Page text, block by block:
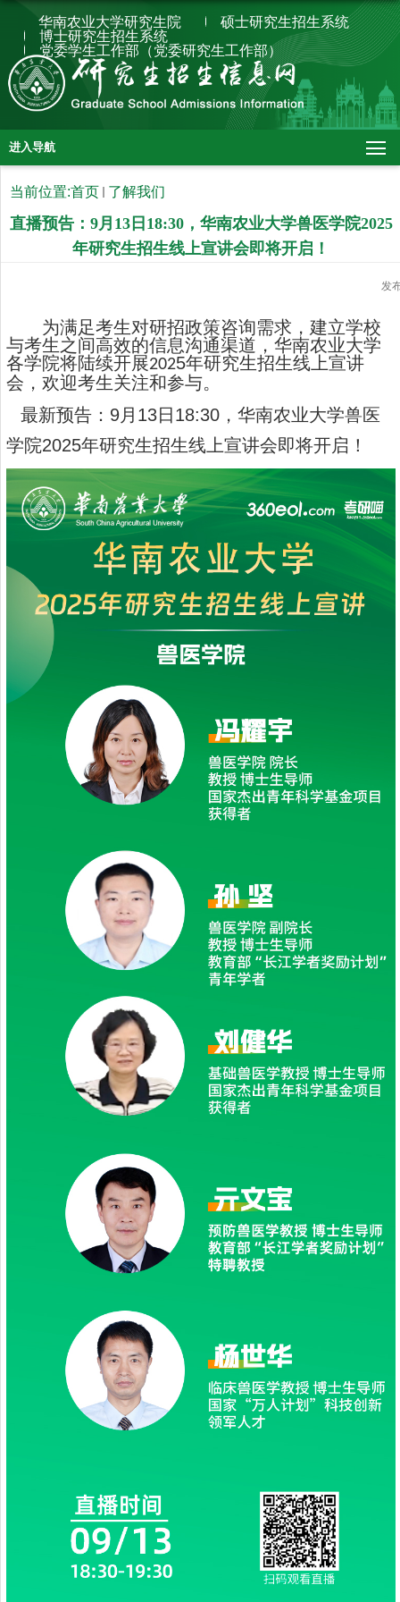
华南农业大学研究生院
硕士研究生招生系统
博士研究生招生系统
党委学生工作部（党委研究生工作部）
进入导航
当前位置:首页 了解我们
直播预告：9月13日18:30，华南农业大学兽医学院2025
年研究生招生线上宣讲会即将开启！
发
为满足考生对研招政策咨询需求，建立学校
与考生之间高效的信息沟通渠道，华南农业大学
各学院将陆续开展2025年研究生招生线上宣讲
会，欢迎考生关注和参与。
最新预告 ： 9月 13日 18:30 ，华南农业大学兽医
学院2025年研究生招生线上宣讲会即将开启！